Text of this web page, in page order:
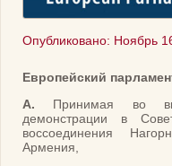
Опубликовано: Ноябрь
Европейский
А. Принимая во
демонстрации в
воссоединения
Армения,